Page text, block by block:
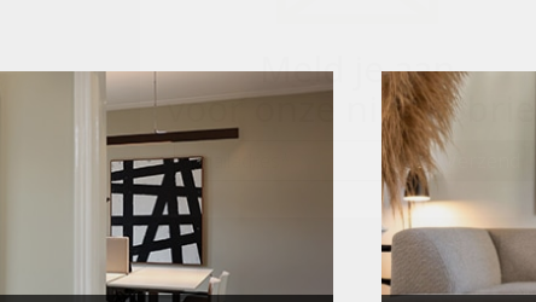
Meld je aan
voor onze
E-
mailadres